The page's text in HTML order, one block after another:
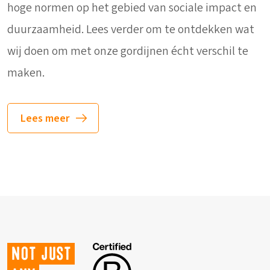
hoge normen op het gebied van sociale impact en
duurzaamheid. Lees verder om te ontdekken wat
wij doen om met onze gordijnen écht verschil te
maken.
Lees meer
Not just